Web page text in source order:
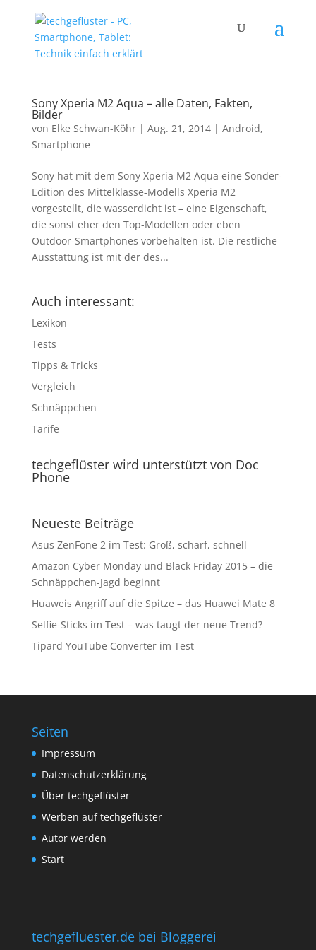
Sony Xperia M2 Aqua – alle Daten, Fakten,
Bilder
von Elke Schwan-Köhr| Aug. 21, 2014| Android,
Smartphone
Sony hat mit dem Sony Xperia M2 Aqua eine Sonder-
Edition des Mittelklasse-Modells Xperia M2
vorgestellt, die wasserdicht ist – eine Eigenschaft,
die sonst eher den Top-Modellen oder eben
Outdoor-Smartphones vorbehalten ist. Die restliche
Ausstattung ist mit der des...
Auch interessant:
Lexikon
Tests
Tipps & Tricks
Vergleich
Schnäppchen
Tarife
techgeflüster wird unterstützt von Doc
Phone
Neueste Beiträge
Asus ZenFone 2 im Test: Groß, scharf, schnell
Amazon Cyber Monday und Black Friday 2015 – die
Schnäppchen-Jagd beginnt
Huaweis Angriff auf die Spitze – das Huawei Mate 8
Selfie-Sticks im Test – was taugt der neue Trend?
Tipard YouTube Converter im Test
Seiten
Impressum
Datenschutzerklärung
Über techgeflüster
Werben auf techgeflüster
Autor werden
Start
techgefluester.de bei Bloggerei